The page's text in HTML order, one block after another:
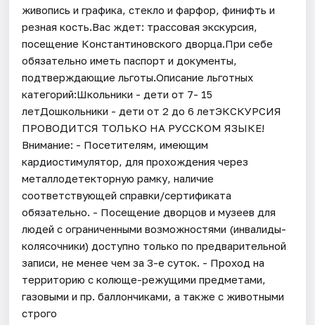
живопись и графика, стекло и фарфор, финифть и
резная кость.Вас ждет: трассовая экскурсия,
посещение Константиновского дворца.При себе
обязательно иметь паспорт и документы,
подтверждающие льготы.Описание льготных
категорий:Школьники - дети от 7- 15
летДошкольники - дети от 2 до 6 летЭКСКУРСИЯ
ПРОВОДИТСЯ ТОЛЬКО НА РУССКОМ ЯЗЫКЕ!
Внимание: - Посетителям, имеющим
кардиостимулятор, для прохождения через
металлодетекторную рамку, наличие
соответствующей справки/сертификата
обязательно. - Посещение дворцов и музеев для
людей с ограниченными возможностями (инвалиды-
колясочники) доступно только по предварительной
записи, не менее чем за 3-е суток. - Проход на
территорию с колюще-режущими предметами,
газовыми и пр. баллончиками, а также с животными
строго